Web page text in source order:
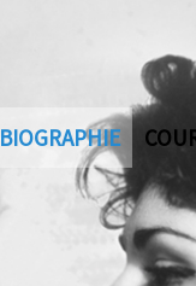
BIOGRAPHIE